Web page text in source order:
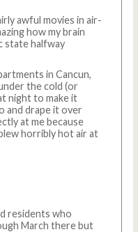
awful movies in air-
how my brain
state halfway
in Cancun,
the cold (or
night to make it
and drape it over
at me because
horribly hot air at
residents who
March there but